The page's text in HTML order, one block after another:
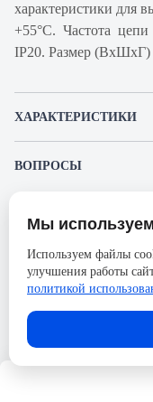
характеристики для
+55°С. Частота
IP20. Размер (ВхШхГ)
ХАРАКТЕРИСТИКИ
Производитель
Серия
Номинальный ток
Напряжение, В
Количество полюсов
ВОПРОСЫ
Пожалуйста,
возможность
Представленные изображения
без предварительного
ответственности в случае
размещённым в карточке
Мы
Используем файлы
улучшения работы
политикой